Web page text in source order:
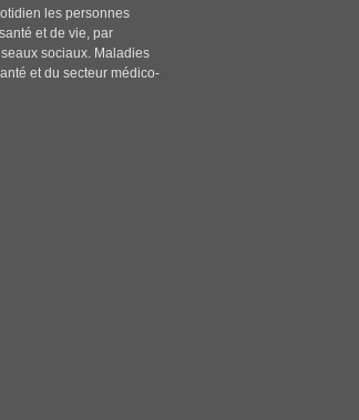
les personnes
et de vie, par
sociaux. Maladies
et du secteur médico-